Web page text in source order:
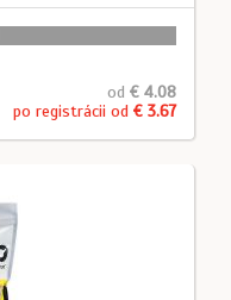
od € 4.08
po registrácii od € 3.67